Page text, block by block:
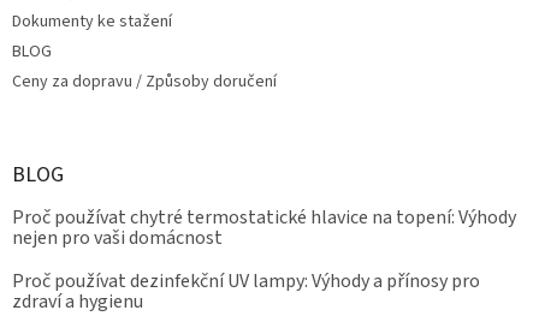
Dokumenty ke stažení
BLOG
Ceny za dopravu / Způsoby doručení
BLOG
Proč používat chytré termostatické hlavice na topení: Výhody
nejen pro vaši domácnost
Proč používat dezinfekční UV lampy: Výhody a přínosy pro
zdraví a hygienu